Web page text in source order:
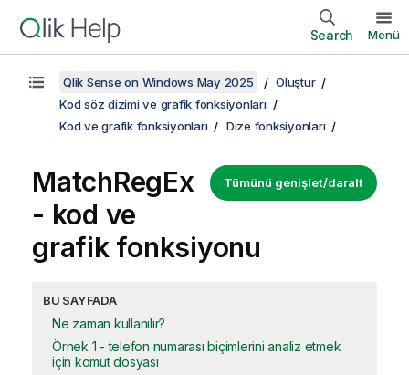
Search Menü
Qlik Sense on Windows May 2025
Oluştur
Kod söz dizimi ve grafik fonksiyonları
Kod ve grafik fonksiyonları
Dize fonksiyonları
Tümünü genişlet/daralt
MatchRegEx
- kod ve
grafik fonksiyonu
BU SAYFADA
Ne zaman kullanılır?
Örnek 1 - telefon numarası biçimlerini analiz etmek
için komut dosyası